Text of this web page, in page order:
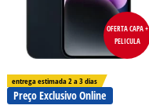
OFERTA CAPA +
PELICULA
entrega estimada 2 a 3 dias
Preço Exclusivo Online